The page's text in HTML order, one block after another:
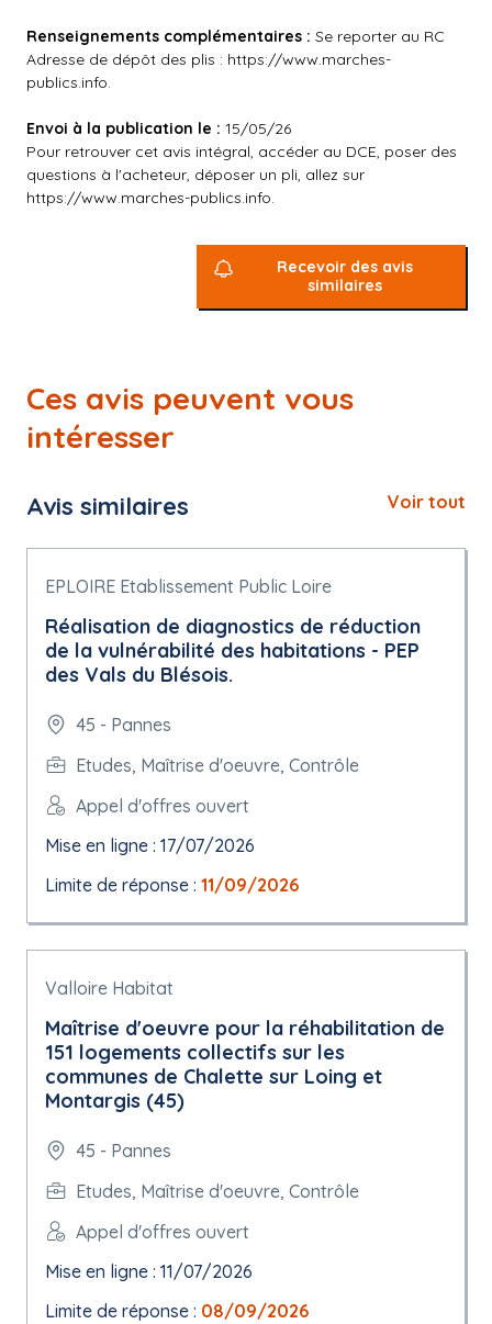
Renseignements complémentaires : Se reporter au RC
Adresse de dépôt des plis : https://www.marches-
publics.info.
Envoi à la publication le : 15/05/26
Pour retrouver cet avis intégral, accéder au DCE, poser des
questions à l'acheteur, déposer un pli, allez sur
https://www.marches-publics.info.
Recevoir des avis
similaires
Ces avis peuvent vous
intéresser
Avis similaires Voir tout
EPLOIRE Etablissement Public Loire
Réalisation de diagnostics de réduction
de la vulnérabilité des habitations - PEP
des Vals du Blésois.
45 - Pannes
Etudes, Maîtrise d'oeuvre, Contrôle
Appel d'offres ouvert
Mise en ligne : 17/07/2026
Limite de réponse : 11/09/2026
Valloire Habitat
Maîtrise d'oeuvre pour la réhabilitation de
151 logements collectifs sur les
communes de Chalette sur Loing et
Montargis (45)
45 - Pannes
Etudes, Maîtrise d'oeuvre, Contrôle
Appel d'offres ouvert
Mise en ligne : 11/07/2026
Limite de réponse : 08/09/2026